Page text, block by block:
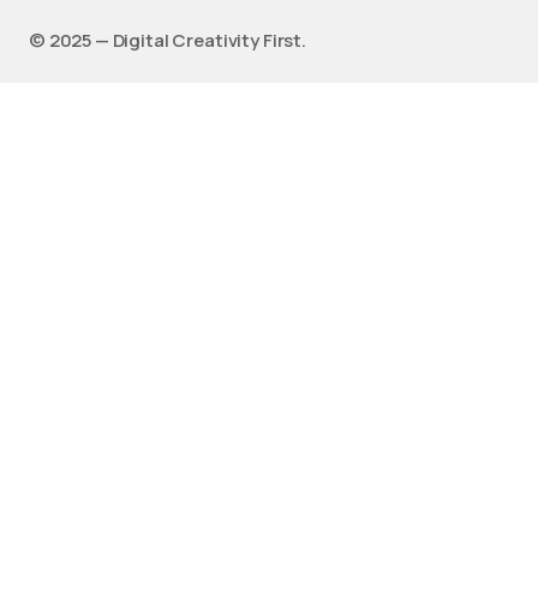
©️ 2025 — Digital Creativity First.